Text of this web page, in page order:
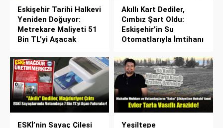
Eskişehir Tarihi Halkevi
Yeniden Doğuyor:
Metrekare Maliyeti 51
Bin TL’yi Aşacak
Akıllı Kart Dediler,
Cımbız Şart Oldu:
Eskişehir’in Su
Otomatlarıyla İmtihanı
ESKİ’nin Sayaç Çilesi Yeşiltepe